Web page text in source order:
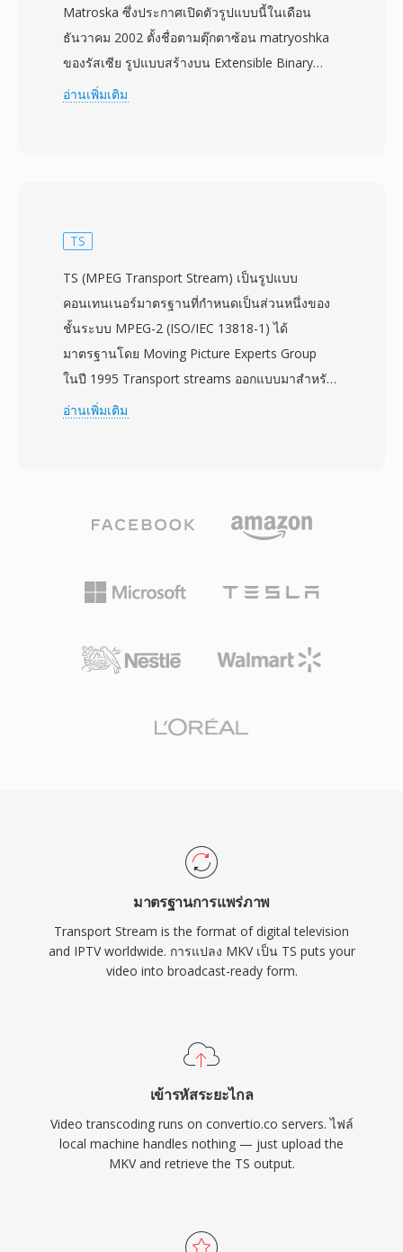
Matroska ซึ่งประกาศเปิดตัวรูปแบบนี้ในเดือน
ธันวาคม 2002 ตั้งชื่อตามตุ๊กตาซ้อน matryoshka
ของรัสเซีย รูปแบบสร้างบน Extensible Binary
Meta Language (EBML) ซึ่งเป็นรูปแบบไบนารีที่
FLAC, Opus และ DTS สำหรับเสียง จุดเด่นที่สำคัญ
ตั้งแต่ข้อความ SRT แบบง่ายไปจนถึงคำบรรยาย
ASS แบบมีสไตล์ที่ซับซ้อน และแทร็ก PGS แบบบิต
แมปจากแผ่น Blu-ray MKV ยังรองรับตัวบ่งชี้บท
ไฟล์แนบ (เช่น ฟอนต์ที่จำเป็นสำหรับคำบรรยาย
แบบมีสไตล์) และเมตาดาต้าแท็ก ทำให้เป็น
คอนเทนเนอร์ที่มีฟีเจอร์มากที่สุดแห่งหนึ่ง ข้อกำหนด
ในเครื่องเล่นสื่อ เครื่องมือสตรีมมิง และซอฟต์แวร์
เข้ารหัส ความสามารถในการรวมตัวแปลงสัญญาณ
เป็นคอนเทนเนอร์ที่ได้รับความนิยมสูงสุดสำหรับ
สื่อส่วนตัว
อ่านเพิ่มเติม
TS
TS (MPEG Transport Stream) เป็นรูปแบบ
คอนเทนเนอร์มาตรฐานที่กำหนดเป็นส่วนหนึ่งของ
ชั้นระบบ MPEG-2 (ISO/IEC 13818-1) ได้
มาตรฐานโดย Moving Picture Experts Group
ในปี 1995 Transport streams ออกแบบมาสำหรับ
สภาพแวดล้อมการสื่อสารและจัดเก็บที่อาจเกิดการ
ข้อมูลการซิงโครไนซ์ การบ่งชี้ข้อผิดพลาด และการ
สัญญาณซิงโครไนซ์กลับคืนได้อย่างรวดเร็วหลัง
จากสัญญาณขัดจังหวะ ซึ่งเป็นความสามารถสำคัญ
transport streams จาก program streams ที่
ตาราง Program Specific Information (PSI) ที่
หลัก TS เป็นแกนหลักของการส่งโทรทัศน์ดิจิทัลทั่ว
โลก ถูกใช้โดยมาตรฐานการออกอากาศ DVB,
ATSC และ ISDB รวมถึงบริการสตรีมมิง IPTV และ
OTT ที่ใช้ HTTP Live Streaming (HLS) ความ
ทนทาน โครงสร้างที่เป็นมาตรฐาน และการรองรับ
ตัวแปลงสัญญาณอย่างกว้างขวางทำให้ TS เหมาะ
อ่านเพิ่มเติม
มาตรฐานการแพร่ภาพ
Transport Stream is the format of digital television
and IPTV worldwide. การแปลง MKV เป็น TS puts your
video into broadcast-ready form.
เข้ารหัสระยะไกล
Video transcoding runs on convertio.co servers. ไฟล์
local machine handles nothing — just upload the
MKV and retrieve the TS output.